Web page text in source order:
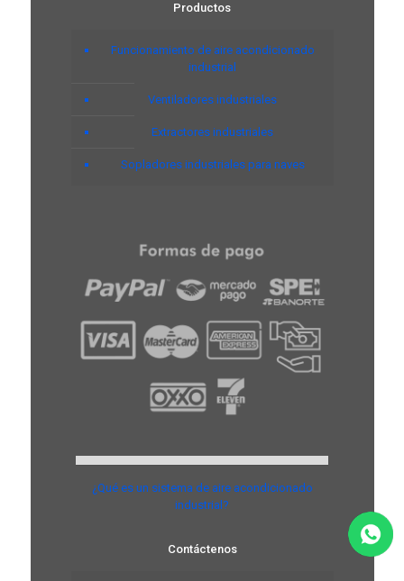
Productos
Funcionamiento de aire acondicionado
industrial
Ventiladores industriales
Extractores industriales
Sopladores industriales para naves
¿Qué es un sistema de aire acondicionado
industrial?
Contáctenos